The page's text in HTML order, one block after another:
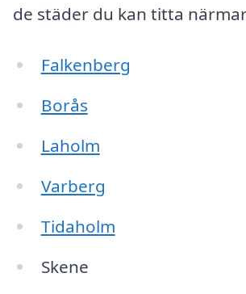
de städer du kan titta
Falkenberg
Borås
Laholm
Varberg
Tidaholm
Skene